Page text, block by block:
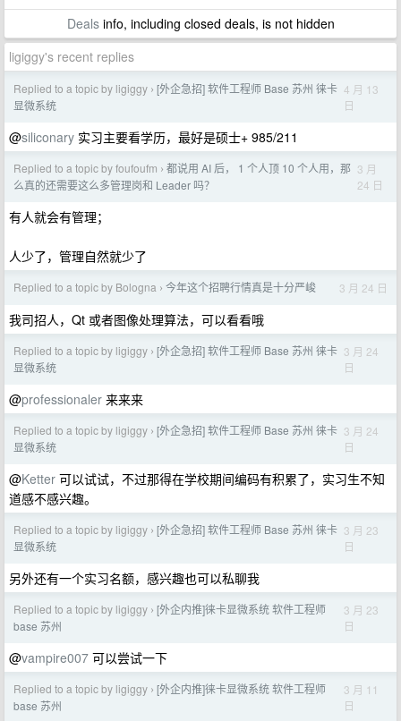
Dealsinfo, including closed deals, is not hidden
ligiggy's recent replies
Replied to a topic by ligiggy › [外企急招] 软件工程师 Base 苏州 徕卡
显微系统
4 月 13
日
@siliconary 实习主要看学历，最好是硕士+ 985/211
Replied to a topic by foufoufm › 都说用 AI 后， 1 个人顶 10 个人用，那
么真的还需要这么多管理岗和 Leader 吗？
3 月
24 日
有人就会有管理；
人少了，管理自然就少了
Replied to a topic by Bologna › 今年这个招聘行情真是十分严峻 3 月 24 日
我司招人，Qt 或者图像处理算法，可以看看哦
Replied to a topic by ligiggy › [外企急招] 软件工程师 Base 苏州 徕卡
显微系统
3 月 24
日
@professionaler 来来来
Replied to a topic by ligiggy › [外企急招] 软件工程师 Base 苏州 徕卡
显微系统
3 月 24
日
@Ketter 可以试试，不过那得在学校期间编码有积累了，实习生不知
道感不感兴趣。
Replied to a topic by ligiggy › [外企急招] 软件工程师 Base 苏州 徕卡
显微系统
3 月 23
日
另外还有一个实习名额，感兴趣也可以私聊我
Replied to a topic by ligiggy › [外企内推]徕卡显微系统 软件工程师
base 苏州
3 月 23
日
@vampire007 可以尝试一下
Replied to a topic by ligiggy › [外企内推]徕卡显微系统 软件工程师
base 苏州
3 月 11
日